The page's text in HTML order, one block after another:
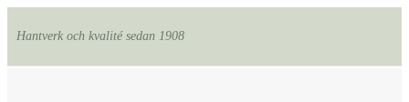
Hantverk och kvalité sedan 1908